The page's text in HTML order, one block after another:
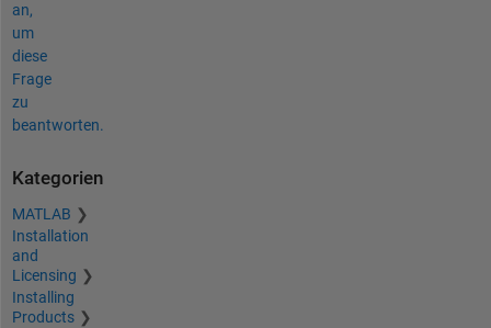
an,
um
diese
Frage
zu
beantworten.
Kategorien
MATLAB
Installation
and
Licensing
Installing
Products